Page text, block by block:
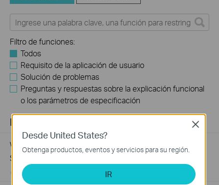
Filtro de funciones:
Todos
Requisito de la aplicación de usuario
Solución de problemas
Preguntas y respuestas sobre la explicación funcional
o los parámetros de especificación
FAQs
What Are the Differences in Features and Application
Scenarios Among Various Series Switches
07-31-2026
Desde United States?
Obtenga productos, eventos y servicios para su región.
IR
Close